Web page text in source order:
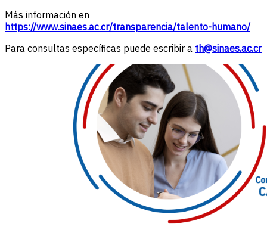
Más información en
https://www.sinaes.ac.cr/transparencia/talento-humano/
Para consultas específicas puede escribir a th@sinaes.ac.cr